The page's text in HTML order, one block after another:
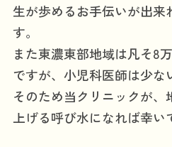
生が歩めるお手伝いが出来
す。
また東濃東部地域は凡そ8
ですが、小児科医師は少な
そのため当クリニックが、
上げる呼び水になれば幸い